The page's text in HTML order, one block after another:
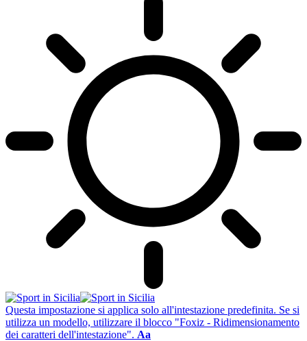
Questa impostazione si applica solo all'intestazione predefinita. Se si
utilizza un modello, utilizzare il blocco "Foxiz - Ridimensionamento
dei caratteri dell'intestazione". Aa